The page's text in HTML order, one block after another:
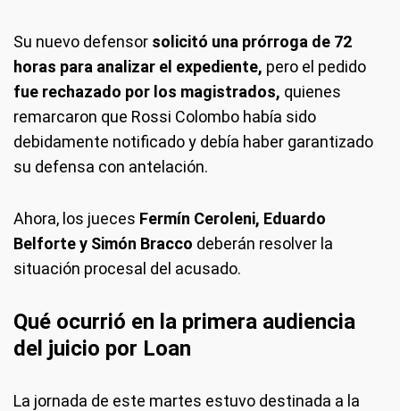
Su nuevo defensor solicitó una prórroga de 72
horas para analizar el expediente, pero el pedido
fue rechazado por los magistrados, quienes
remarcaron que Rossi Colombo había sido
debidamente notificado y debía haber garantizado
su defensa con antelación.
Ahora, los jueces Fermín Ceroleni, Eduardo
Belforte y Simón Bracco deberán resolver la
situación procesal del acusado.
Qué ocurrió en la primera audiencia
del juicio por Loan
La jornada de este martes estuvo destinada a la